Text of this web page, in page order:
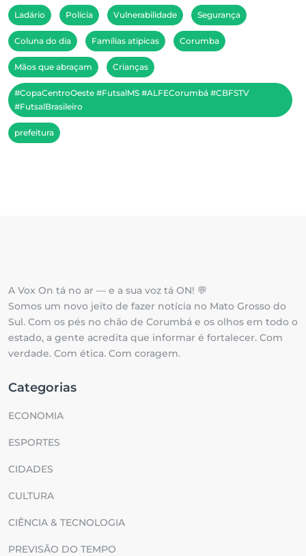
Ladário Polícia Vulnerabilidade Segurança
Coluna do dia Famílias atípicas Corumba
Mãos que abraçam Crianças
#CopaCentroOeste #FutsalMS #ALFECorumbá #CBFSTV
#FutsalBrasileiro
prefeitura
A Vox On tá no ar — e a sua voz tá ON! 💬
Somos um novo jeito de fazer notícia no Mato Grosso do
Sul. Com os pés no chão de Corumbá e os olhos em todo o
estado, a gente acredita que informar é fortalecer. Com
verdade. Com ética. Com coragem.
Categorias
ECONOMIA
ESPORTES
CIDADES
CULTURA
CIÊNCIA & TECNOLOGIA
PREVISÃO DO TEMPO